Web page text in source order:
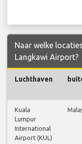
Naar welke
Langkawi Airport?
Luchthaven
Kuala
Lumpur
International
Airport (KUL)